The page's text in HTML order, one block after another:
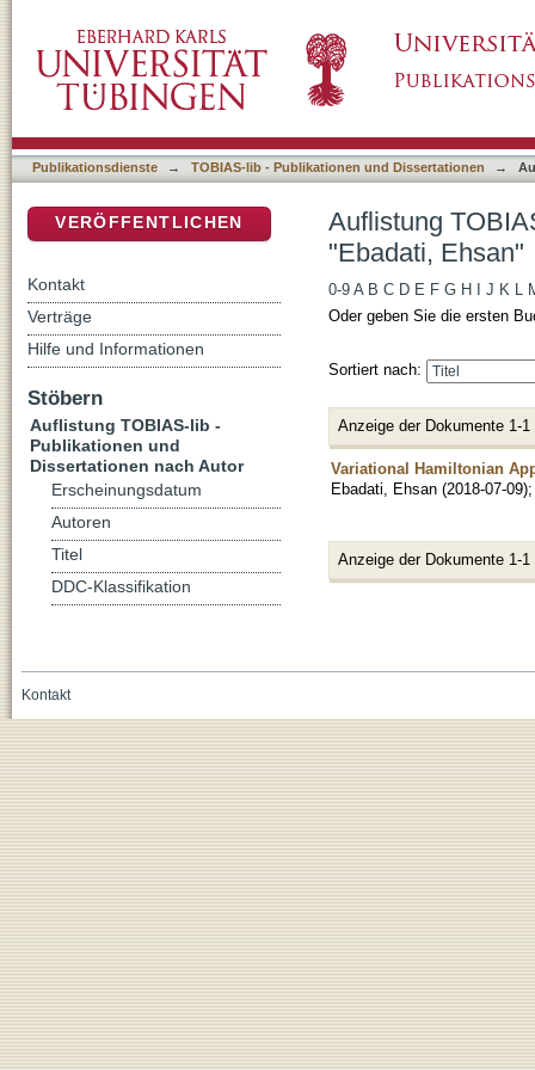
Publikationsdienste → TOBIAS-lib - Publikationen und Dissertationen →
Auflistung
"Ebadati, Ehsan"
0-9 A B C D E F G H J K L
Oder geben Sie die ersten
Sortiert nach:
Anzeige der Dokumente 1-1
Variational Hamiltonian
Ebadati, Ehsan (2018-07-09)
Anzeige der Dokumente 1-1
VERÖFFENTLICHEN
Kontakt
Verträge
Hilfe und Informationen
Stöbern
Auflistung TOBIAS-lib -
Publikationen und
Dissertationen nach Autor
Erscheinungsdatum
Autoren
Titel
DDC-Klassifikation
Kontakt